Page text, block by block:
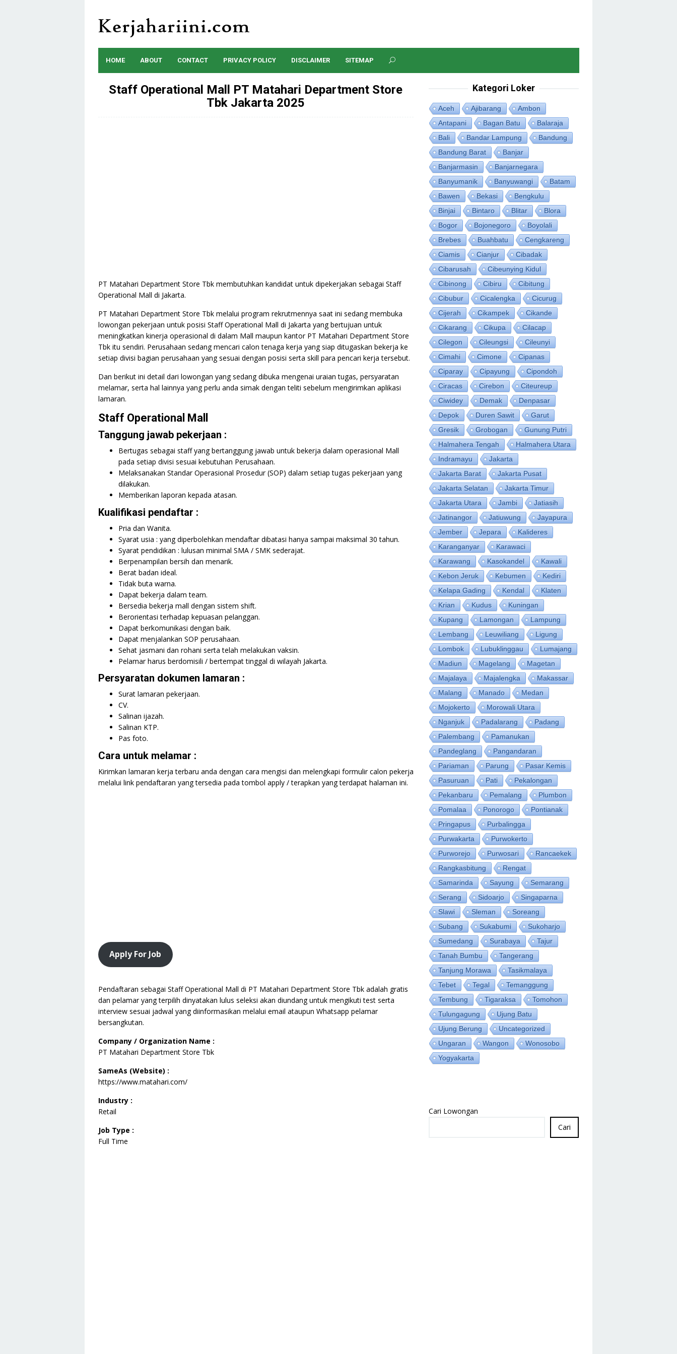
content
HOME ABOUT CONTACT PRIVACY POLICY DISCLAIMER SITEMAP
Staff Operational Mall PT Matahari Department Store
Tbk Jakarta 2025
PT Matahari Department Store Tbk membutuhkan kandidat untuk dipekerjakan sebagai Staff
Operational Mall di Jakarta.
PT Matahari Department Store Tbk melalui program rekrutmennya saat ini sedang membuka
lowongan pekerjaan untuk posisi Staff Operational Mall di Jakarta yang bertujuan untuk
meningkatkan kinerja operasional di dalam Mall maupun kantor PT Matahari Department Store
Tbk itu sendiri. Perusahaan sedang mencari calon tenaga kerja yang siap ditugaskan bekerja ke
setiap divisi bagian perusahaan yang sesuai dengan posisi serta skill para pencari kerja tersebut.
Dan berikut ini detail dari lowongan yang sedang dibuka mengenai uraian tugas, persyaratan
melamar, serta hal lainnya yang perlu anda simak dengan teliti sebelum mengirimkan aplikasi
lamaran.
Staff Operational Mall
Tanggung jawab pekerjaan :
Bertugas sebagai staff yang bertanggung jawab untuk bekerja dalam operasional Mall
pada setiap divisi sesuai kebutuhan Perusahaan.
Melaksanakan Standar Operasional Prosedur (SOP) dalam setiap tugas pekerjaan yang
dilakukan.
Memberikan laporan kepada atasan.
Kualifikasi pendaftar :
Pria dan Wanita.
Syarat usia : yang diperbolehkan mendaftar dibatasi hanya sampai maksimal 30 tahun.
Syarat pendidikan : lulusan minimal SMA / SMK sederajat.
Berpenampilan bersih dan menarik.
Berat badan ideal.
Tidak buta warna.
Dapat bekerja dalam team.
Bersedia bekerja mall dengan sistem shift.
Berorientasi terhadap kepuasan pelanggan.
Dapat berkomunikasi dengan baik.
Dapat menjalankan SOP perusahaan.
Sehat jasmani dan rohani serta telah melakukan vaksin.
Pelamar harus berdomisili / bertempat tinggal di wilayah Jakarta.
Persyaratan dokumen lamaran :
Surat lamaran pekerjaan.
CV.
Salinan ijazah.
Salinan KTP.
Pas foto.
Cara untuk melamar :
Kirimkan lamaran kerja terbaru anda dengan cara mengisi dan melengkapi formulir calon pekerja
melalui link pendaftaran yang tersedia pada tombol apply / terapkan yang terdapat halaman ini.
Apply For Job
Pendaftaran sebagai Staff Operational Mall di PT Matahari Department Store Tbk adalah gratis
dan pelamar yang terpilih dinyatakan lulus seleksi akan diundang untuk mengikuti test serta
interview sesuai jadwal yang diinformasikan melalui email ataupun Whatsapp pelamar
bersangkutan.
Company / Organization Name :
PT Matahari Department Store Tbk
SameAs (Website) :
https://www.matahari.com/
Industry :
Retail
Job Type :
Full Time
Kategori Loker
Aceh Ajibarang
Ambon
Antapani
Bagan Batu
Balaraja
Bali
Bandar Lampung
Bandung
Bandung Barat
Banjar
Banjarmasin
Banjarnegara
Banyumanik
Banyuwangi
Batam
Bawen
Bekasi
Bengkulu
Binjai
Bintaro Blitar
Blora
Bogor
Bojonegoro
Boyolali
Brebes
Buahbatu
Cengkareng
Ciamis
Cianjur
Cibadak
Cibarusah
Cibeunying Kidul
Cibinong
Cibiru
Cibitung
Cibubur
Cicalengka
Cicurug
Cijerah
Cikampek
Cikande
Cikarang
Cikupa
Cilacap
Cilegon
Cileungsi
Cileunyi
Cimahi
Cimone
Cipanas
Ciparay
Cipayung
Cipondoh
Ciracas
Cirebon
Citeureup
Ciwidey
Demak
Denpasar
Depok
Duren Sawit
Garut
Gresik
Grobogan
Gunung Putri
Halmahera Tengah
Halmahera Utara
Indramayu
Jakarta
Jakarta Barat
Jakarta Pusat
Jakarta Selatan
Jakarta Timur
Jakarta Utara
Jambi
Jatiasih
Jatinangor
Jatiuwung
Jayapura
Jember
Jepara
Kalideres
Karanganyar
Karawaci
Karawang
Kasokandel
Kawali
Kebon Jeruk
Kebumen
Kediri
Kelapa Gading
Kendal
Klaten
Krian
Kudus
Kuningan
Kupang
Lamongan
Lampung
Lembang
Leuwiliang
Ligung
Lombok
Lubuklinggau
Lumajang
Madiun
Magelang
Magetan
Majalaya
Majalengka
Makassar
Malang
Manado
Medan
Mojokerto
Morowali Utara
Nganjuk
Padalarang
Padang
Palembang
Pamanukan
Pandeglang
Pangandaran
Pariaman
Parung
Pasar Kemis
Pasuruan
Pati
Pekalongan
Pekanbaru
Pemalang
Plumbon
Pomalaa
Ponorogo
Pontianak
Pringapus
Purbalingga
Purwakarta
Purwokerto
Purworejo
Purwosari
Rancaekek
Rangkasbitung
Rengat
Samarinda
Sayung
Semarang
Serang
Sidoarjo
Singaparna
Slawi
Sleman
Soreang
Subang
Sukabumi
Sukoharjo
Sumedang
Surabaya
Tajur
Tanah Bumbu
Tangerang
Tanjung Morawa
Tasikmalaya
Tebet
Tegal
Temanggung
Tembung
Tigaraksa
Tomohon
Tulungagung
Ujung Batu
Ujung Berung
Uncategorized
Ungaran
Wangon
Wonosobo
Yogyakarta
Cari Lowongan
Cari